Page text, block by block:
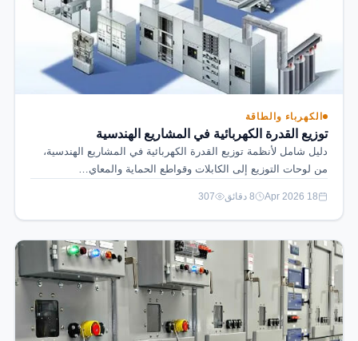
الكهرباء والطاقة
توزيع القدرة الكهربائية في المشاريع الهندسية
دليل شامل لأنظمة توزيع القدرة الكهربائية في المشاريع الهندسية،
من لوحات التوزيع إلى الكابلات وقواطع الحماية والمعاي…
18 Apr 2026 8 دقائق 307